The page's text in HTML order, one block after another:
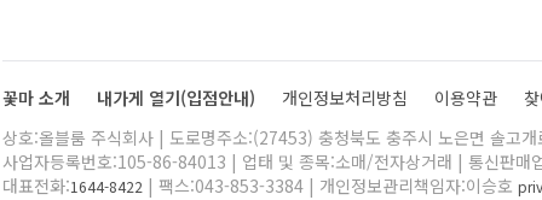
꽃마 소개 내가게 열기(입점안내) 개인정보처리방침 이용약관
상호:올블룸 주식회사 | 도로명주소:(27453) 충청북도 충주시 노은면 솔고
사업자등록번호:105-86-84013 | 업태 및 종목:소매/전자상거래 | 통신판매
대표전화:1644-8422 | 팩스:043-853-3384 | 개인정보관리책임자:이승호